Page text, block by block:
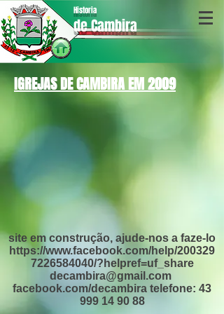
de Cambira
Historia
IGREJAS DE CAMBIRA EM 2009
site em construção, ajude-nos a faze-lo
https://www.facebook.com/help/200329
7226584040/?helpref=uf_share
decambira@gmail.com
facebook.com/decambira telefone: 43
999 14 90 88